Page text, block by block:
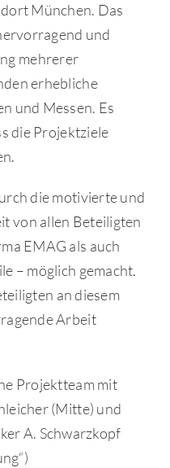
München. Das
und
mehrerer
erhebliche
und Messen. Es
die Projektziele
die motivierte und
von allen Beteiligten
EMAG als auch
– möglich gemacht.
an diesem
Arbeit
Projektteam mit
(Mitte) und
A. Schwarzkopf